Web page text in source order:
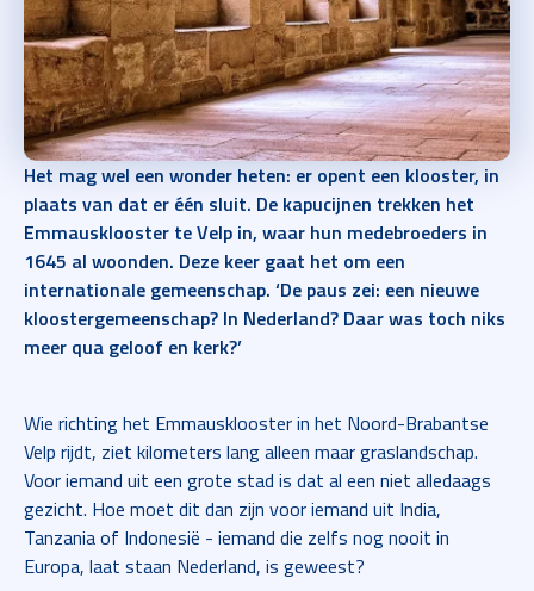
Het mag wel een wonder heten: er opent een klooster, in
plaats van dat er één sluit. De kapucijnen trekken het
Emmausklooster te Velp in, waar hun medebroeders in
1645 al woonden. Deze keer gaat het om een
internationale gemeenschap. ‘De paus zei: een nieuwe
kloostergemeenschap? In Nederland? Daar was toch niks
meer qua geloof en kerk?’
Wie richting het Emmausklooster in het Noord-Brabantse
Velp rijdt, ziet kilometers lang alleen maar graslandschap.
Voor iemand uit een grote stad is dat al een niet alledaags
gezicht. Hoe moet dit dan zijn voor iemand uit India,
Tanzania of Indonesië - iemand die zelfs nog nooit in
Europa, laat staan Nederland, is geweest?